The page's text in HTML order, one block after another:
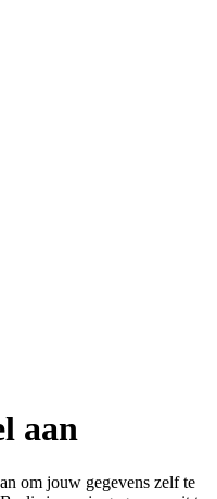
aan
om jouw gegevens zelf te